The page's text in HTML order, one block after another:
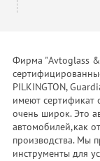
Фирма "Avtoglass &
PILKINGTON,
имеют сертификат
очень широк. Это
автомобилей,как
производства. Мы
инструменты для